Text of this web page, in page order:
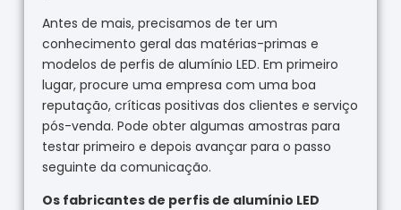
Antes de mais, precisamos de ter um
conhecimento geral das matérias-primas e
modelos de perfis de alumínio LED. Em primeiro
lugar, procure uma empresa com uma boa
reputação, críticas positivas dos clientes e serviço
pós-venda. Pode obter algumas amostras para
testar primeiro e depois avançar para o passo
seguinte da comunicação.
Os fabricantes de perfis de alumínio LED